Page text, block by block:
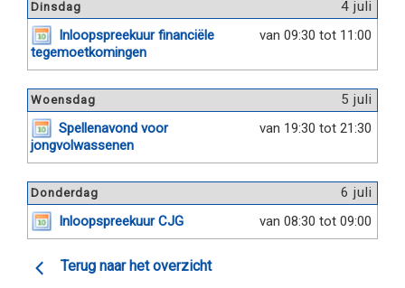
4 juli
Dinsdag
van 09:30 tot 11:00
Inloopspreekuur financiële
tegemoetkomingen
5 juli
Woensdag
van 19:30 tot 21:30
Spellenavond voor
jongvolwassenen
6 juli
Donderdag
van 08:30 tot 09:00
Inloopspreekuur CJG
Terug naar het overzicht